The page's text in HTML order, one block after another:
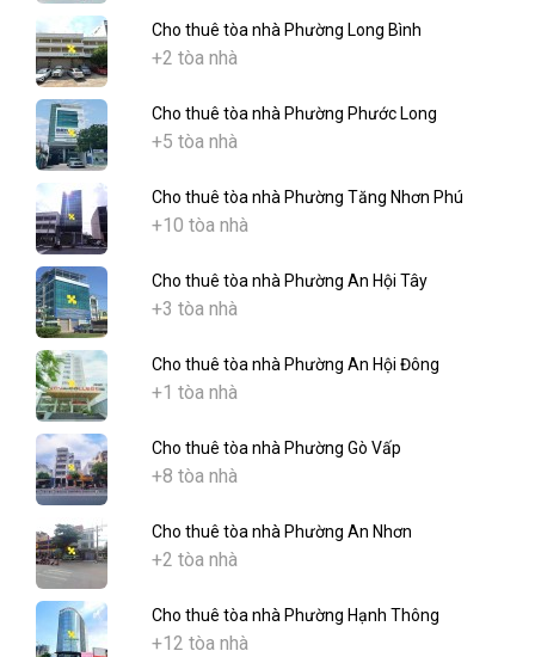
Cho thuê tòa nhà Phường Long Bình
+2 tòa nhà
Cho thuê tòa nhà Phường Phước Long
+5 tòa nhà
Cho thuê tòa nhà Phường Tăng Nhơn Phú
+10 tòa nhà
Cho thuê tòa nhà Phường An Hội Tây
+3 tòa nhà
Cho thuê tòa nhà Phường An Hội Đông
+1 tòa nhà
Cho thuê tòa nhà Phường Gò Vấp
+8 tòa nhà
Cho thuê tòa nhà Phường An Nhơn
+2 tòa nhà
Cho thuê tòa nhà Phường Hạnh Thông
+12 tòa nhà